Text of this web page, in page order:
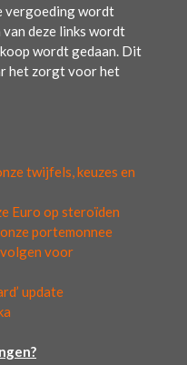
vergoeding wordt
deze links wordt
wordt gedaan. Dit
het zorgt voor het
twijfels, keuzes en
Euro op steroïden
portemonnee
voor
update